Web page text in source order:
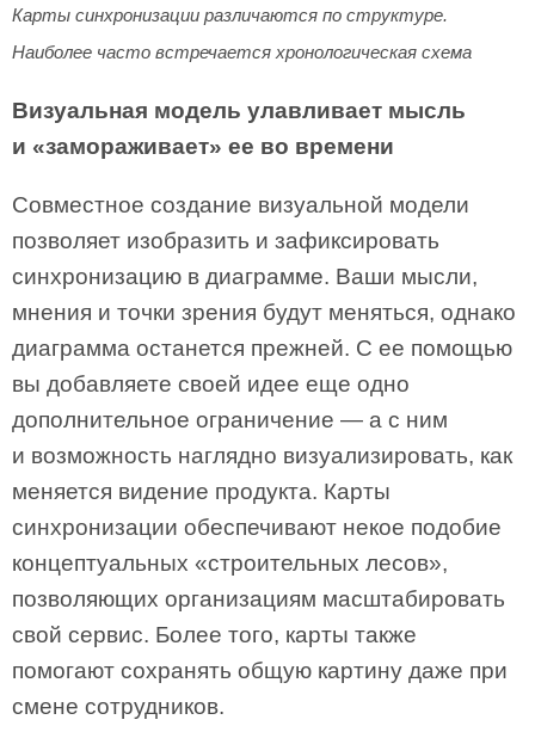
Карты синхронизации различаются по структуре.
Наиболее часто встречается хронологическая схема
Визуальная модель улавливает мысль
и «замораживает» ее во времени
Совместное создание визуальной модели
позволяет изобразить и зафиксировать
синхронизацию в диаграмме. Ваши мысли,
мнения и точки зрения будут меняться, однако
диаграмма останется прежней. С ее помощью
вы добавляете своей идее еще одно
дополнительное ограничение — а с ним
и возможность наглядно визуализировать, как
меняется видение продукта. Карты
синхронизации обеспечивают некое подобие
концептуальных «строительных лесов»,
позволяющих организациям масштабировать
свой сервис. Более того, карты также
помогают сохранять общую картину даже при
смене сотрудников.